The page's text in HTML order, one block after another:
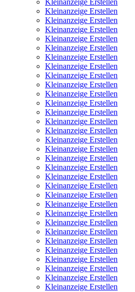
Kleinanzeige Erstellen
Kleinanzeige Erstellen
Kleinanzeige Erstellen
Kleinanzeige Erstellen
Kleinanzeige Erstellen
Kleinanzeige Erstellen
Kleinanzeige Erstellen
Kleinanzeige Erstellen
Kleinanzeige Erstellen
Kleinanzeige Erstellen
Kleinanzeige Erstellen
Kleinanzeige Erstellen
Kleinanzeige Erstellen
Kleinanzeige Erstellen
Kleinanzeige Erstellen
Kleinanzeige Erstellen
Kleinanzeige Erstellen
Kleinanzeige Erstellen
Kleinanzeige Erstellen
Kleinanzeige Erstellen
Kleinanzeige Erstellen
Kleinanzeige Erstellen
Kleinanzeige Erstellen
Kleinanzeige Erstellen
Kleinanzeige Erstellen
Kleinanzeige Erstellen
Kleinanzeige Erstellen
Kleinanzeige Erstellen
Kleinanzeige Erstellen
Kleinanzeige Erstellen
Kleinanzeige Erstellen